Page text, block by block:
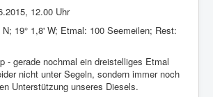
12.00 Uhr
19° 1,8' W; Etmal: 100 Seemeilen; Rest:
- gerade nochmal ein dreistelliges Etmal
nicht unter Segeln, sondern immer noch
Unterstützung unseres Diesels.